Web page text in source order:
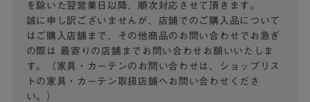
を除いた翌営業日以降、順次対応させて頂きます。
誠に申し訳ございませんが、店舗でのご購入品について
はご購入店舗まで、その他商品のお問い合わせでお急ぎ
の際は
最寄りの店舗までお問い合わせお願いいたしま
す。（家具・カーテンのお問い合わせは、ショップリス
トの家具・カーテン取扱店舗へお問い合わせくださ
い。）